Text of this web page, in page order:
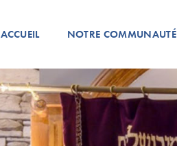
ACCUEIL NOTRE COMMUNAUTÉ